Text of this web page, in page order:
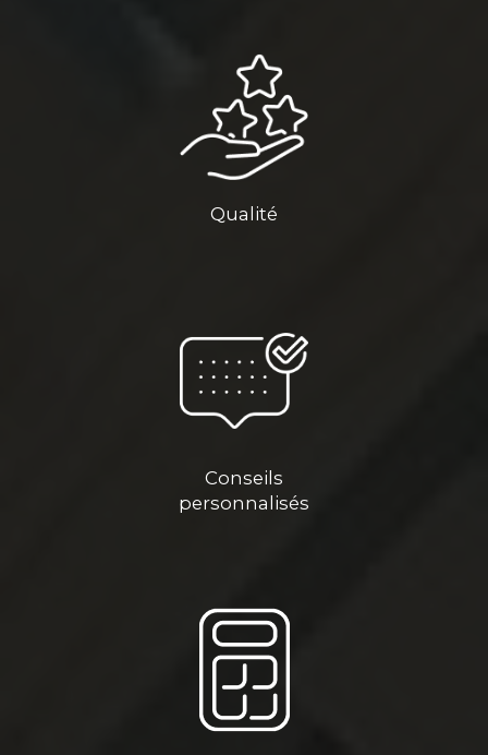
Qualité
Conseils
personnalisés